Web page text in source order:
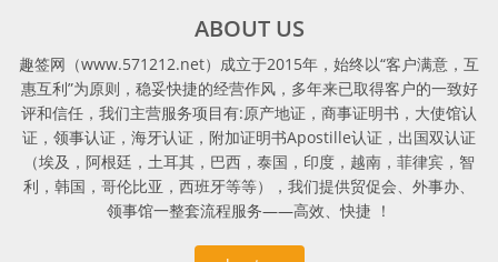
ABOUT US
趣签网（www.571212.net）成立于2015年，始终以“客户满意，互
惠互利”为原则，稳妥快捷的经营作风，多年来已取得客户的一致好
评和信任，我们主营服务项目有:原产地证，商事证明书，大使馆认
证，领事认证，海牙认证，附加证明书Apostille认证，出国双认证
（埃及，阿根廷，土耳其，巴西，泰国，印度，越南，菲律宾，智
利，韩国，哥伦比亚，西班牙等等），我们提供贸促会、外事办、
领事馆一整套流程服务——高效、快捷 ！